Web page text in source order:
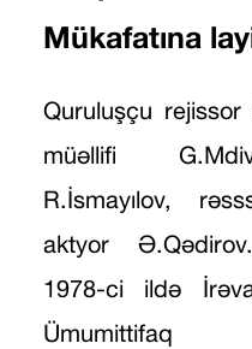
Mükafatına
Quruluşçu rejissor
müəllifi
R.İsmayılov,
aktyor
1978-ci ildə
Ümumittifaq